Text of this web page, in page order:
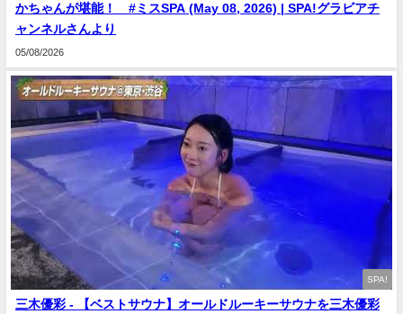
かちゃんが堪能！ #ミスSPA (May 08, 2026) | SPA!グラビアチ
ャンネルさんより
05/08/2026
SPA!
三木優彩 - 【ベストサウナ】オールドルーキーサウナを三木優彩